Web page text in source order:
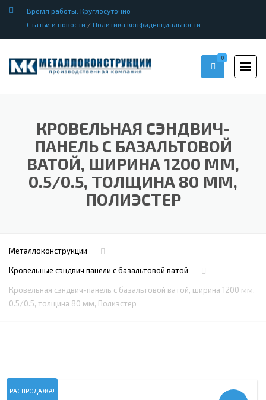
Время работы: Круглосуточно
Статьи и новости / Политика конфиденциальности
0
КРОВЕЛЬНАЯ СЭНДВИЧ-
ПАНЕЛЬ С БАЗАЛЬТОВОЙ
ВАТОЙ, ШИРИНА 1200 ММ,
0.5/0.5, ТОЛЩИНА 80 ММ,
ПОЛИЭСТЕР
Металлоконструкции
Кровельные сэндвич панели c базальтовой ватой
Кровельная сэндвич-панель с базальтовой ватой, ширина 1200 мм,
0.5/0.5, толщина 80 мм, Полиэстер
РАСПРОДАЖА!